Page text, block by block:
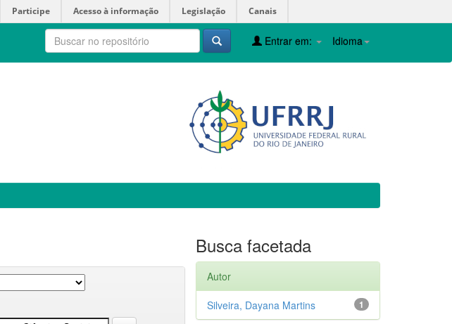
Participe Acesso à informação Legislação Canais
Idioma
Entrar em:
Busca facetada
Autor
1
Silveira, Dayana Martins